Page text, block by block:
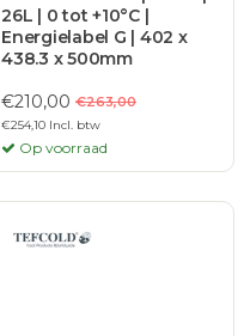
26L | 0 tot +10°C |
Energielabel G | 402 x
438.3 x 500mm
€210,00 €263,00
€254,10 Incl. btw
Op voorraad